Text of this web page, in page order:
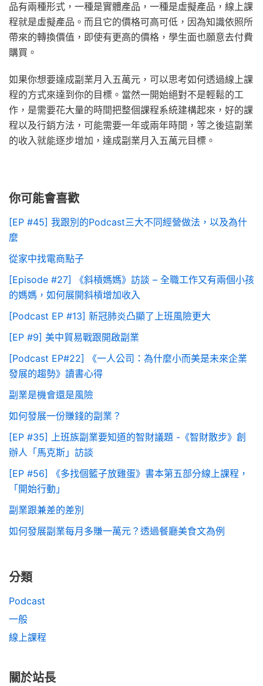
品有兩種形式，一種是實體產品，一種是虛擬產品，線上課
程就是虛擬產品。而且它的價格可高可低，因為知識依照所
帶來的轉換價值，即使有更高的價格，學生面也願意去付費
購買。
如果你想要達成副業月入五萬元，可以思考如何透過線上課
程的方式來達到你的目標。當然一開始絕對不是輕鬆的工
作，是需要花大量的時間把整個課程系統建構起來，好的課
程以及行銷方法，可能需要一年或兩年時間，等之後這副業
的收入就能逐步增加，達成副業月入五萬元目標。
你可能會喜歡
[EP #45] 我跟別的Podcast三大不同經營做法，以及為什
麼
從家中找電商點子
[Episode #27] 《斜槓媽媽》訪談 – 全職工作又有兩個小孩
的媽媽，如何展開斜槓增加收入
[Podcast EP #13] 新冠肺炎凸顯了上班風險更大
[EP #9] 美中貿易戰跟開啟副業
[Podcast EP#22] 《一人公司：為什麼小而美是未來企業
發展的趨勢》讀書心得
副業是機會還是風險
如何發展一份賺錢的副業？
[EP #35] 上班族副業要知道的智財議題 -《智財散步》創
辦人「馬克斯」訪談
[EP #56] 《多找個籃子放雞蛋》書本第五部分線上課程，
「開始行動」
副業跟兼差的差別
如何發展副業每月多賺一萬元？透過餐廳美食文為例
分類
Podcast
一般
線上課程
關於站長